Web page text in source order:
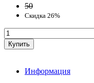
50
Скидка 26%
Информация